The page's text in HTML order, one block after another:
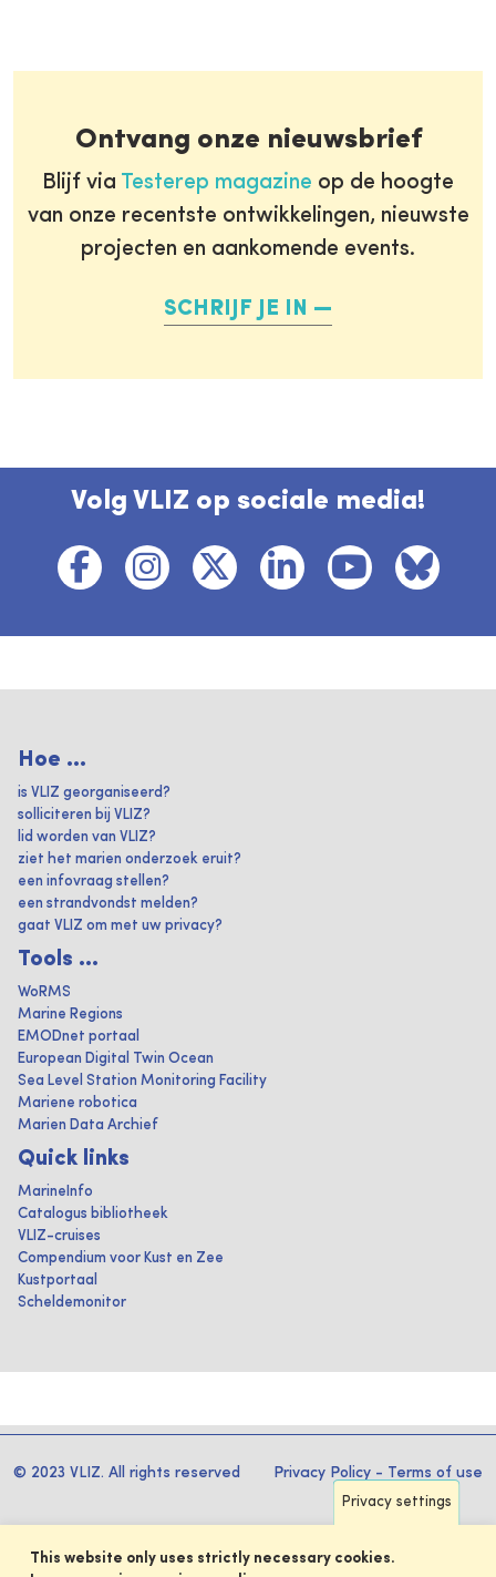
Ontvang onze nieuwsbrief
Blijf via Testerep magazine op de hoogte
van onze recentste ontwikkelingen, nieuwste
projecten en aankomende events.
SCHRIJF JE IN
Volg VLIZ op sociale media!
Hoe ...
is VLIZ georganiseerd?
solliciteren bij VLIZ?
lid worden van VLIZ?
ziet het marien onderzoek eruit?
een infovraag stellen?
een strandvondst melden?
gaat VLIZ om met uw privacy?
Tools ...
WoRMS
Marine Regions
EMODnet portaal
European Digital Twin Ocean
Sea Level Station Monitoring Facility
Mariene robotica
Marien Data Archief
Quick links
MarineInfo
Catalogus bibliotheek
VLIZ-cruises
Compendium voor Kust en Zee
Kustportaal
Scheldemonitor
© 2023 VLIZ. All rights reserved Privacy Policy - Terms of use
Privacy settings
This website only uses strictly necessary cookies.